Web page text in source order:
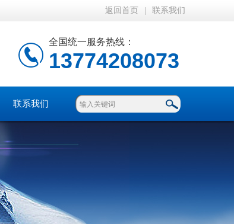
返回首页 联系我们
全国统一服务热线：
13774208073
联系我们